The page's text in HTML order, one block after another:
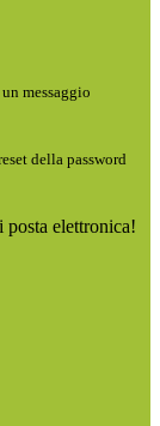
messaggio
della password
elettronica!